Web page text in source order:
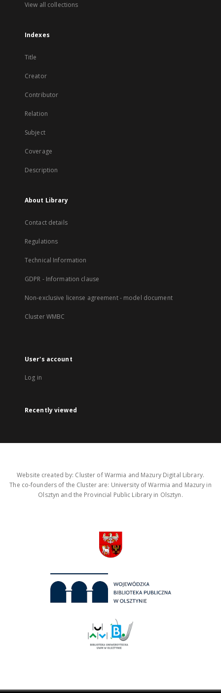
View all collections
Indexes
Title
Creator
Contributor
Relation
Subject
Coverage
Description
About Library
Contact details
Regulations
Technical Information
GDPR - Information clause
Non-exclusive license agreement - model document
Cluster WMBC
User's account
Log in
Recently viewed
Website created by: Cluster of Warmia and Mazury Digital Library.
The co-founders of the Cluster are: University of Warmia and Mazury in
Olsztyn and the Provincial Public Library in Olsztyn.